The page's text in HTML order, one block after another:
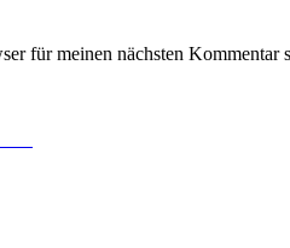
für meinen nächsten Kommentar